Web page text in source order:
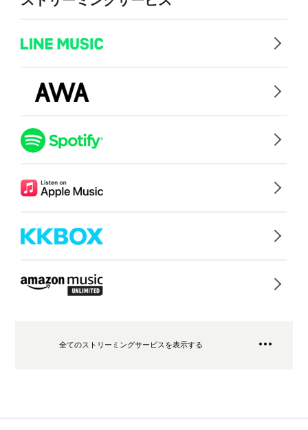
全てのストリーミングサービスを表示する